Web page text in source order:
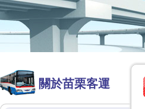
關於苗栗客運